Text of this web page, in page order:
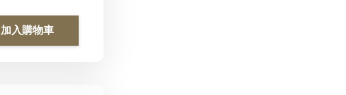
加入購物車